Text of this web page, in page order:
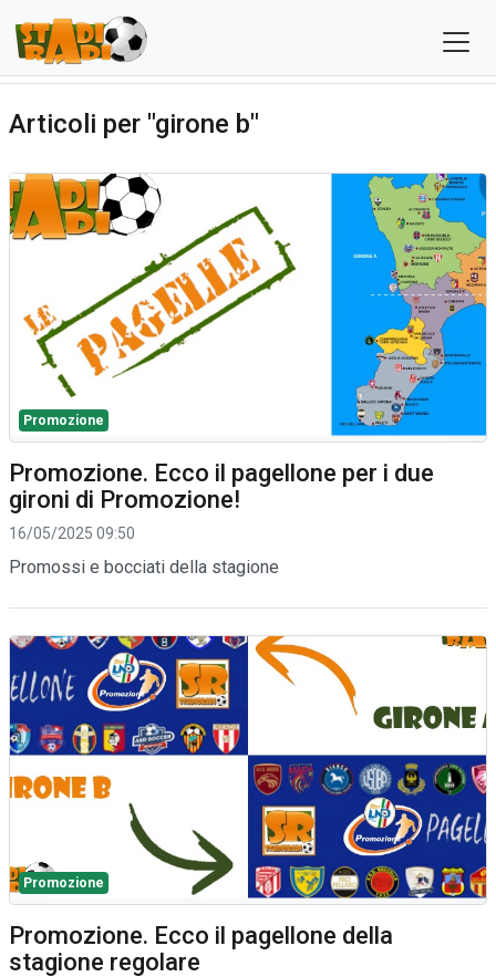
Articoli per "girone b"
Promozione
Promozione. Ecco il pagellone per i due
gironi di Promozione!
16/05/2025 09:50
Promossi e bocciati della stagione
Promozione
Promozione. Ecco il pagellone della
stagione regolare